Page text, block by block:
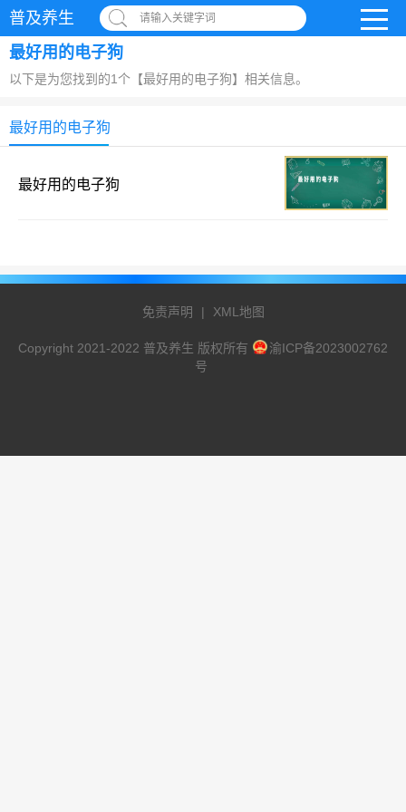
普及养生 请输入关键字词
最好用的电子狗
以下是为您找到的1个【最好用的电子狗】相关信息。
最好用的电子狗
最好用的电子狗
免责声明 | XML地图
Copyright 2021-2022 普及养生 版权所有
渝ICP备2023002762
号